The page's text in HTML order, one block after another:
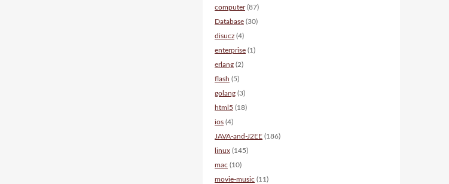
computer(87)
Database (30)
disucz (4)
enterprise (1)
erlang (2)
flash (5)
golang (3)
html5 (18)
ios (4)
JAVA-and-J2EE (186)
linux (145)
mac (10)
movie-music (11)